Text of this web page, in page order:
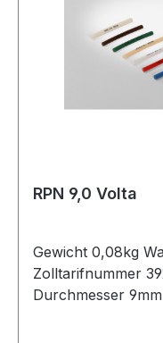
RPN 9,0 Volta
Gewicht 0,08kg
Zolltarifnummer
Durchmesser